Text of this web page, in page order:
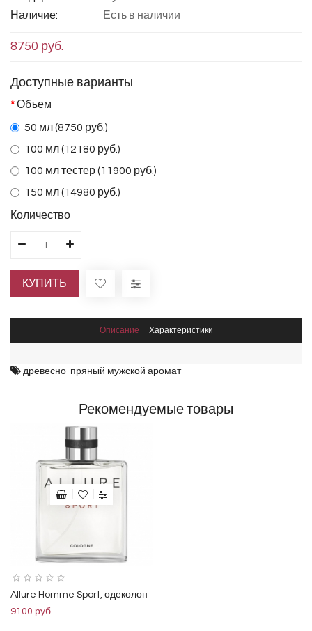
Наличие:
Есть в наличии
8750 руб.
Доступные варианты
Объем
50 мл (8750 руб.)
100 мл (12180 руб.)
100 мл тестер (11900 руб.)
150 мл (14980 руб.)
Количество
КУПИТЬ
Описание Характеристики
древесно-пряный мужской аромат
Рекомендуемые товары
Allure Homme Sport, одеколон
9100 руб.